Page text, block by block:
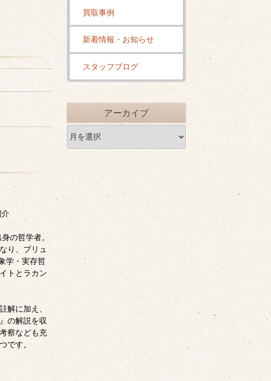
の哲学者。
り、ブリュ
学・実存哲
トとラカン
解に加え、
の解説を収
察なども充
です。
買取事例
新着情報・お知らせ
スタッフブログ
アーカイブ
ー